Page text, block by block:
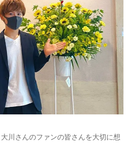
川さんのファンの皆さんを大切に想